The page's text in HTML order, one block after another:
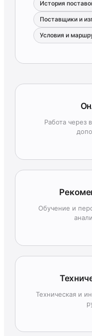
История
Поставщики и
Условия и
Работа через
Обучение и
Техническая и